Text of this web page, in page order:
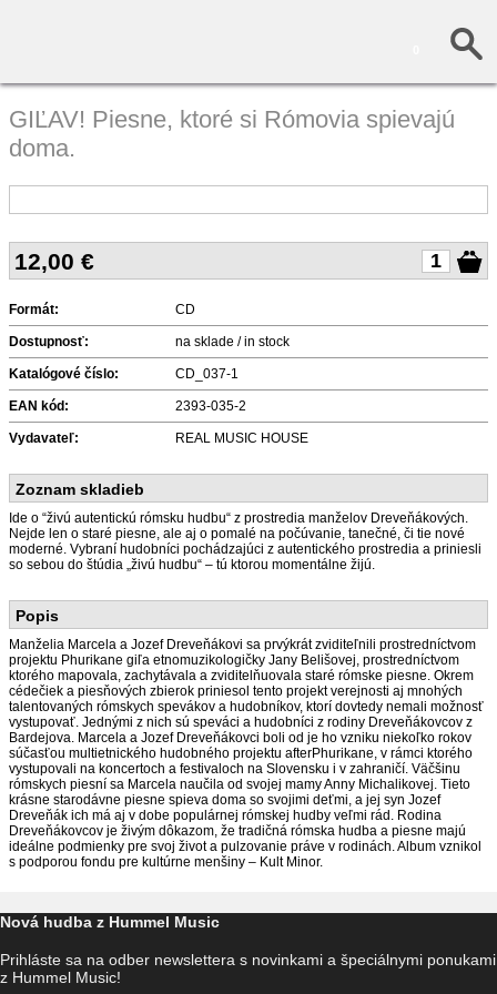
GIĽAV! Piesne, ktoré si Rómovia spievajú
doma.
12,00 €
Formát: CD
Dostupnosť: na sklade / in stock
Katalógové číslo: CD_037-1
EAN kód: 2393-035-2
Vydavateľ: REAL MUSIC HOUSE
Zoznam skladieb
Ide o “živú autentickú rómsku hudbu“ z prostredia manželov Dreveňákových.
Nejde len o staré piesne, ale aj o pomalé na počúvanie, tanečné, či tie nové
moderné. Vybraní hudobníci pochádzajúci z autentického prostredia a priniesli
so sebou do štúdia „živú hudbu“ – tú ktorou momentálne žijú.
Popis
Manželia Marcela a Jozef Dreveňákovi sa prvýkrát zviditeľnili prostredníctvom
projektu Phurikane giľa etnomuzikologičky Jany Belišovej, prostredníctvom
ktorého mapovala, zachytávala a zviditelňuovala staré rómske piesne. Okrem
cédečiek a piesňových zbierok priniesol tento projekt verejnosti aj mnohých
talentovaných rómskych spevákov a hudobníkov, ktorí dovtedy nemali možnosť
vystupovať. Jednými z nich sú speváci a hudobníci z rodiny Dreveňákovcov z
Bardejova. Marcela a Jozef Dreveňákovci boli od je ho vzniku niekoľko rokov
súčasťou multietnického hudobného projektu afterPhurikane, v rámci ktorého
vystupovali na koncertoch a festivaloch na Slovensku i v zahraničí. Väčšinu
rómskych piesní sa Marcela naučila od svojej mamy Anny Michalikovej. Tieto
krásne starodávne piesne spieva doma so svojimi deťmi, a jej syn Jozef
Dreveňák ich má aj v dobe populárnej rómskej hudby veľmi rád. Rodina
Dreveňákovcov je živým dôkazom, že tradičná rómska hudba a piesne majú
ideálne podmienky pre svoj život a pulzovanie práve v rodinách. Album vznikol
s podporou fondu pre kultúrne menšiny – Kult Minor.
Nová hudba z Hummel Music
Prihláste sa na odber newslettera s novinkami a špeciálnymi ponukami
z Hummel Music!